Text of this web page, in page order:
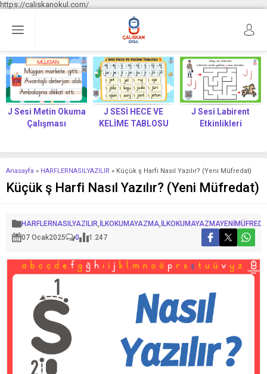
https://caliskanokul.com/
J Sesi Metin Okuma
Çalışması
J SESİ HECE VE
KELİME TABLOSU
J Sesi Labirent
Etkinlikleri
Anasayfa » HARFLERNASILYAZILIR » Küçük ş Harfi Nasıl Yazılır? (Yeni Müfredat)
Küçük ş Harfi Nasıl Yazılır? (Yeni Müfredat)
HARFLERNASILYAZILIR,İLKOKUMAYAZMA,
07 Ocak2025 0 1.247